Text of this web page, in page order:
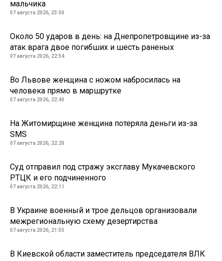
мальчика
07 августа 2026, 23:00
Около 50 ударов в день: на Днепропетровщине из-за
атак врага двое погибших и шесть раненых
07 августа 2026, 22:54
Во Львове женщина с ножом набросилась на
человека прямо в маршрутке
07 августа 2026, 22:40
На Житомирщине женщина потеряла деньги из-за
SMS
07 августа 2026, 22:20
Суд отправил под стражу эксглаву Мукачевского
РТЦК и его подчиненного
07 августа 2026, 22:11
В Украине военный и трое дельцов организовали
межрегиональную схему дезертирства
07 августа 2026, 21:55
В Киевской области заместитель председателя ВЛК